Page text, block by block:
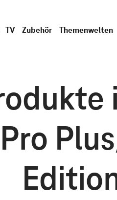
TV Zubehör Themenwelten